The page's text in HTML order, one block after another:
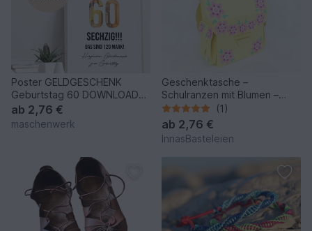
Poster GELDGESCHENK
Geburtstag 60 DOWNLOAD
Vorlage Geldgeschenk
ab 2,76 €
maschenwerk
Geschenktasche –
Schulranzen mit Blumen –
Bastelanleitung und Vorlagen
(1)
ab 2,76 €
InnasBasteleien